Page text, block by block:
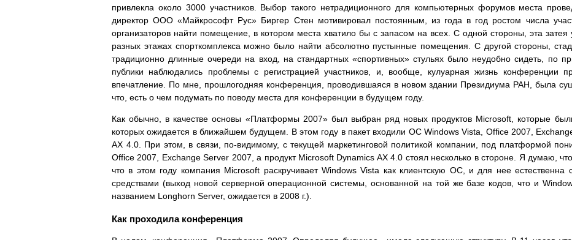
привлекла около 3000 участников. Выбор такого нетрадиционного для компьютерных форумов места
директор ООО «Майкрософт Рус» Биргер Стен мотивировал постоянным, из года в год ростом числа
организаторов найти помещение, в котором места хватило бы с запасом на всех. С одной стороны, эта затея
разных этажах спорткомплекса можно было найти абсолютно пустынные помещения. С другой стороны,
традиционно длинные очереди на вход, на стандартных «спортивных» стульях было неудобно сидеть, по
публики наблюдались проблемы с регистрацией участников, и, вообще, кулуарная жизнь конференции
впечатление. По мне, прошлогодняя конференция, проводившаяся в новом здании Президиума РАН, была
что, есть о чем подумать по поводу места для конференции в будущем году.
Как обычно, в качестве основы «Платформы 2007» был выбран ряд новых продуктов Microsoft, которые
которых ожидается в ближайшем будущем. В этом году в пакет входили ОС Windows Vista, Office 2007,
AX 4.0. При этом, в связи, по-видимому, с текущей маркетинговой политикой компании, под платформой
Office 2007, Exchange Server 2007, а продукт Microsoft Dynamics AX 4.0 стоял несколько в стороне. Я думаю,
что в этом году компания Microsoft раскручивает Windows Vista как клиентскую ОС, и для нее
средствами (выход новой серверной операционной системы, основанной на той же базе кодов, что и
названием Longhorn Server, ожидается в 2008 г.).
Как проходила конференция